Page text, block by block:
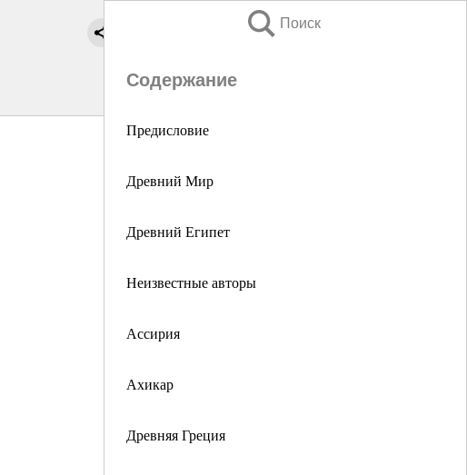
Поиск
Содержание
Предисловие
Древний Мир
Древний Египет
Неизвестные авторы
Ассирия
Ахикар
Древняя Греция